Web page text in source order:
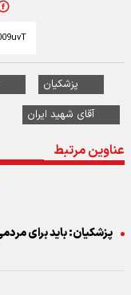
پزشکیان
آقای شهید ایران
عناوین مرتبط